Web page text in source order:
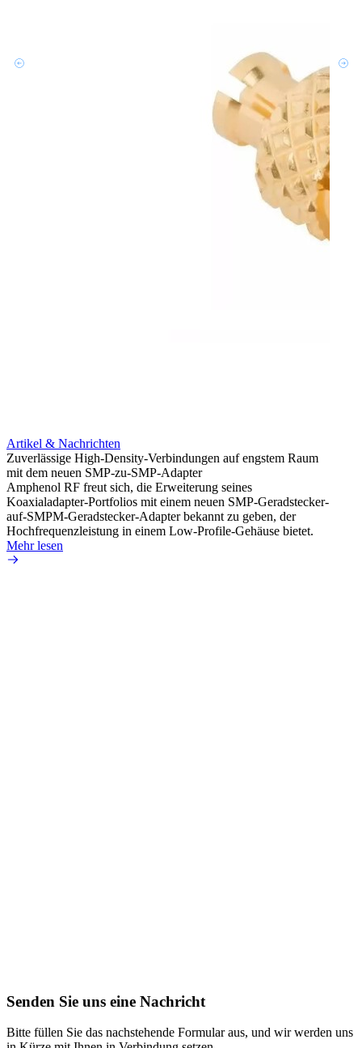
Artikel & Nachrichten
Zuverlässige High-Density-Verbindungen auf engstem Raum
mit dem neuen SMP-zu-SMP-Adapter
Amphenol RF freut sich, die Erweiterung seines
Koaxialadapter-Portfolios mit einem neuen SMP-Geradstecker-
auf-SMPM-Geradstecker-Adapter bekannt zu geben, der
Hochfrequenzleistung in einem Low-Profile-Gehäuse bietet.
Mehr lesen
Senden Sie uns eine Nachricht
Bitte füllen Sie das nachstehende Formular aus, und wir werden uns